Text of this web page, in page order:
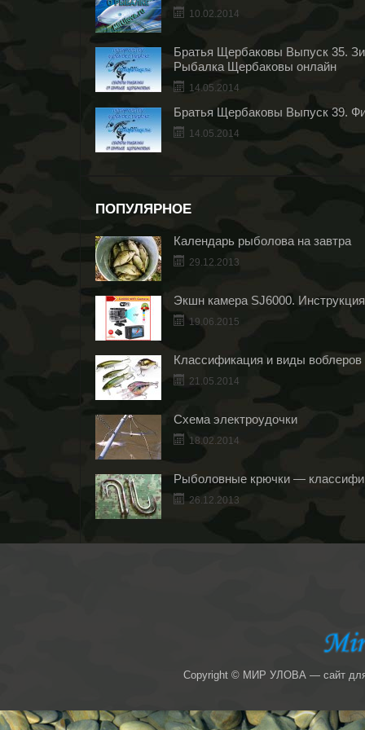
10.02.2014
Братья Щербаковы Выпуск 35.
Рыбалка Щербаковы онлайн
14.05.2014
Братья Щербаковы Выпуск 39.
14.05.2014
ПОПУЛЯРНОЕ
Календарь рыболова на завтра
29.12.2013
Экшн камера SJ6000.
19.06.2015
Классификация и виды воблеров
21.05.2014
Схема электроудочки
18.02.2014
Рыболовные крючки —
26.12.2013
Copyright © МИР УЛОВА — сайт